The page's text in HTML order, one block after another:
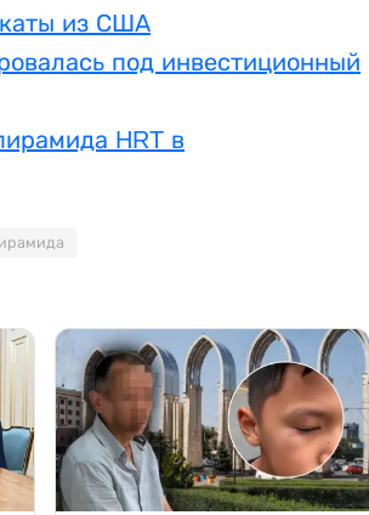
из США
под инвестиционный
HRT в